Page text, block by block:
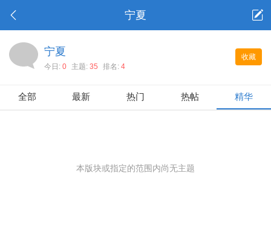
宁夏
收藏
宁夏
今日: 0 主题: 35 排名: 4
全部 最新 热门 热帖 精华
本版块或指定的范围内尚无主题